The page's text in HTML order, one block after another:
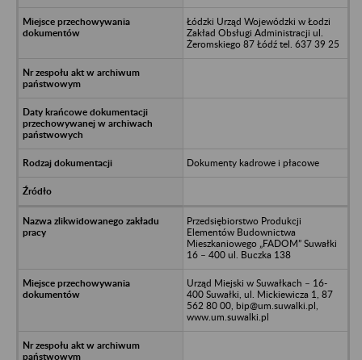
Łódzki Urząd Wojewódzki w Łodzi
Zakład Obsługi Administracji ul.
Żeromskiego 87 Łódź tel. 637 39 25
Dokumenty kadrowe i płacowe
Przedsiębiorstwo Produkcji
Elementów Budownictwa
Mieszkaniowego „FADOM” Suwałki
16 – 400 ul. Buczka 138
Urząd Miejski w Suwałkach – 16-
400 Suwałki, ul. Mickiewicza 1, 87
562 80 00, bip@um.suwalki.pl,
www.um.suwalki.pl